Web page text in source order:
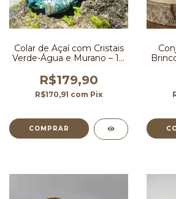
Colar de Açaí com Cristais
Verde-Água e Murano – 10
R$179,90
R$170,91 com Pix